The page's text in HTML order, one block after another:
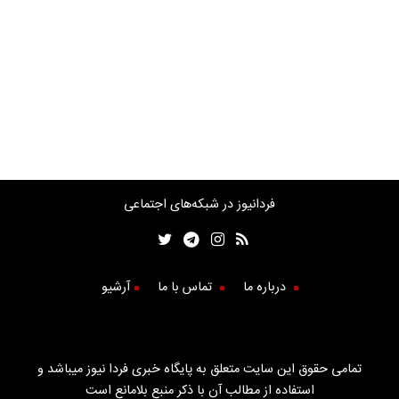
فردانیوز در شبکه‌های اجتماعی
درباره ما تماس با ما آرشیو
تمامی حقوق این سایت متعلق به پایگاه خبری فردا نیوز میباشد و
استفاده از مطالب آن با ذکر منبع بلامانع است